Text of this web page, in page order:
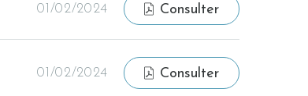
01/02/2024 Consulter
01/02/2024 Consulter